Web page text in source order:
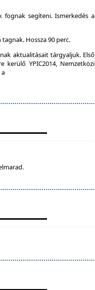
segíteni. Ismerkedés a
Hossza 90 perc.
aktualitásait tárgyaljuk. Első
kerülő YPIC2014, Nemzetközi
a